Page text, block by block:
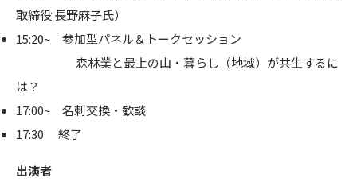
取締役 長野麻子氏）
15:20~ 参加型パネル＆トークセッション
森林業と最上の山・暮らし（地域）が共生するに
は？
17:00~ 名刺交換・歓談
17:30 終了
出演者